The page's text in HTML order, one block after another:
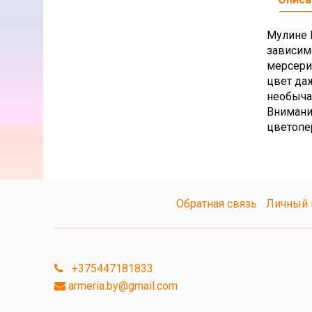
Мулине
цвет
Обратная связь Личный
+375447181833
armeria.by@gmail.com